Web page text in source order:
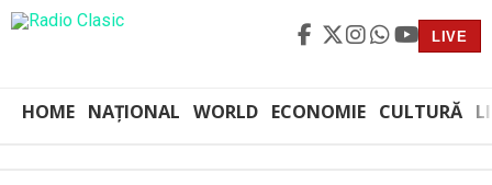
LIVE
HOME NAȚIONAL WORLD ECONOMIE CULTURĂ